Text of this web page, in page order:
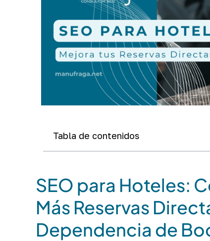
Tabla de contenidos
SEO para Hoteles:
Más Reservas
Dependencia de